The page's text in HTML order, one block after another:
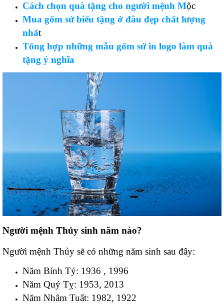
Cách chọn quà tặng cho người mệnh Mộc
Mua gốm sứ biếu tặng ở đâu đẹp chất lượng
nhất
Tổng hợp những mẫu gốm sứ in logo làm quà
tặng ý nghĩa
Người mệnh Thủy sinh năm nào?
Người mệnh Thủy sẽ có những năm sinh sau đây:
Năm Bính Tý: 1936 , 1996
Năm Quý Tỵ: 1953, 2013
Năm Nhâm Tuất: 1982, 1922